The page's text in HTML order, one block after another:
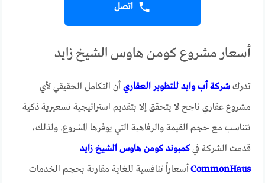
اتصل
أسعار مشروع كومن هاوس الشيخ زايد
تدركشركة أب وايد للتطوير العقاري أن التكامل الحقيقي لأي
مشروع عقاري ناجح لا يتحقق إلا بتقديم استراتيجية تسعيرية ذكية
تتناسب مع حجم القيمة والرفاهية التي يوفرها المشروع. ولذلك،
قدمت الشركة فيكمبوند كومن هاوس الشيخ زايد
CommonHaus أسعاراً تنافسية للغاية مقارنة بحجم الخدمات